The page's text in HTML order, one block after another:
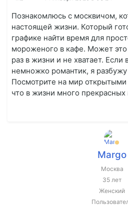
Познакомлюсь с москвичом,
настоящей жизни. Который
графике найти время для
мороженого в кафе. Может
раз в жизни и не хватает.
немножко романтик, я
Посмотрите на мир открытыми
что в жизни много
Margo
Москва
35 лет
Женский